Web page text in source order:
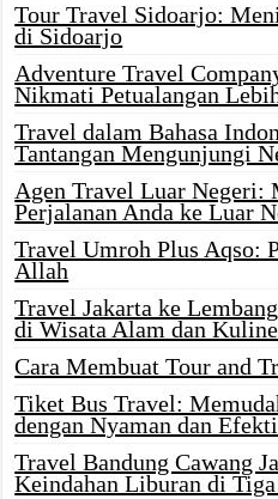
Tour Travel Sidoarjo:
di Sidoarjo
Adventure Travel
Nikmati Petualangan
Travel dalam Bahasa
Tantangan Mengunjungi
Agen Travel Luar Negeri:
Perjalanan Anda ke Luar
Travel Umroh Plus Aqso:
Allah
Travel Jakarta ke
di Wisata Alam dan
Cara Membuat Tour and
Tiket Bus Travel:
dengan Nyaman dan
Travel Bandung Cawang
Keindahan Liburan di